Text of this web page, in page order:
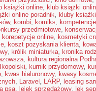
książki online, klub książki
online poradnik, kluby książki
, kombi, komiks,
przedmiotowe,
korepetycje online, kosmetyki
, koszt pozyskania klienta,
, królik miniaturka, kronika
, kultura regionalna
, kurnik przydomowy,
, kwas hialuronowy, kwasy
, Laravel , LARP, leasing
psa, lejek sprzedażowy, lęk